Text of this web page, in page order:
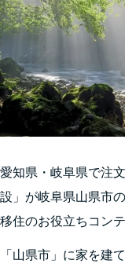
愛知県・岐阜県で注
設」が岐阜県山県市
移住のお役立ちコンテ
「山県市」に家を建